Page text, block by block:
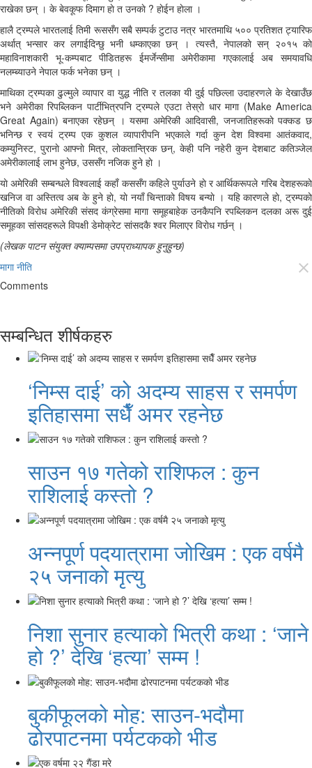
राखेका छन् । के बेवकूफ दिमाग हाे त उनकाे ? हाेईन हाेला ।
हालै ट्रम्पले भारतलाई तिमी रूससँग सबै सम्पर्क टुटाउ नत्र भारतमाथि ५०० प्रतिशत ट्यारिफ
अर्थात् भन्सार कर लगाईदिन्छु भनी धम्काएका छन् । त्यस्तै, नेपालकाे सन् २०१५ काे
महाविनाशकारी भू-कम्पबाट पीडितहरू ईमर्जेन्सीमा अमेरीकामा गएकालाई अब समयावधि
नलम्ब्याउने नेपाल फर्क भनेका छन् ।
माथिका ट्रम्पका ढुल्मुले व्यापार वा युद्ध नीति र तलका यी दुई पछिल्ला उदाहरणले के देखाउँछ
भने अमेरीका रिपब्लिकन पार्टीभित्रपनि ट्रम्पले एउटा तेस्राे धार मागा (Make America
Great Again) बनाएका रहेछन् । यसमा अमेरिकी आदिवासी, जनजातिहरूकाे पक्कड छ
भनिन्छ र स्वयं ट्रम्प एक कुशल व्यापारीपनि भएकाले गर्दा कुन देश विश्वमा आतंकवाद,
कम्युनिस्ट, पुरानाे आफ्नाे मित्र, लाेकतान्त्रिक छन्, केही पनि नहेरी कुन देशबाट कतिञ्जेल
अमेरीकालाई लाभ हुनेछ, उससँग नजिक हुने हाे ।
याे अमेरिकी सम्बन्धले विश्वलाई कहाँ कससँग कहिले पुर्याउने हाे र आर्थिकरूपले गरिब देशहरूकाे
खनिज वा अस्तित्व अब के हुने हाे, याे नयाँ चिन्ताकाे विषय बन्याे । यहि कारणले हाे, ट्रम्पकाे
नीतिकाे विराेध अमेरिकी संसद कंग्रेसमा मागा समूहबाहेक उनकैपनि रपब्लिकन दलका अरू दुई
समूहका सांसदहरूले विपक्षी डेमाेक्रेट सांसदकै श्वर मिलाएर विराेध गर्छन् ।
(लेखक पाटन संयुक्त क्याम्पसमा उपप्राध्यापक हुनुहुन्छ)
मागा नीति
close
Comments
सम्बन्धित शीर्षकहरु
‘निम्स दाई’ को अदम्य साहस र समर्पण
इतिहासमा सधैँ अमर रहनेछ
साउन १७ गतेको राशिफल : कुन
राशिलाई कस्तो ?
अन्नपूर्ण पदयात्रामा जोखिम : एक वर्षमै
२५ जनाको मृत्यु
निशा सुनार हत्याको भित्री कथा : ‘जाने
हो ?’ देखि ‘हत्या’ सम्म !
बुकीफूलको मोह: साउन-भदौमा
ढोरपाटनमा पर्यटकको भीड